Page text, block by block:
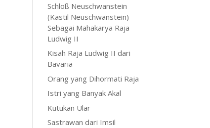
Schloß Neuschwanstein
(Kastil Neuschwanstein)
Sebagai Mahakarya Raja
Ludwig II
Kisah Raja Ludwig II dari
Bavaria
Orang yang Dihormati Raja
Istri yang Banyak Akal
Kutukan Ular
Sastrawan dari Imsil